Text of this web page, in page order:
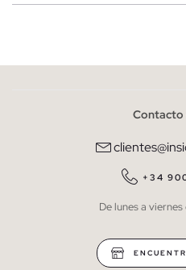
He leído y entiendo lapolítica
QUIERO
* Puedes cancelar la
Contacto
+34
De lunes a